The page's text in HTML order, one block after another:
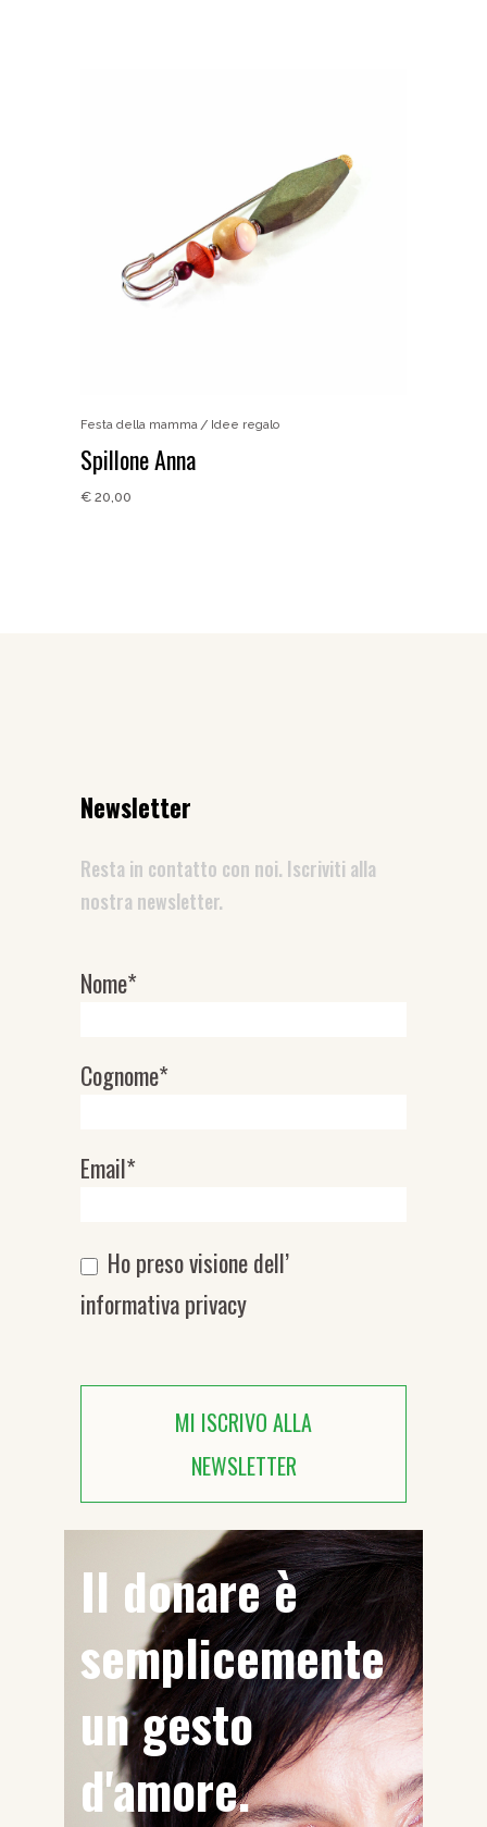
Festa della mamma Idee regalo
Spillone Anna
€ 20,00
Newsletter
Resta in contatto con noi. Iscriviti alla
nostra newsletter.
Newsletter
Nome*
Cognome*
Email*
Ho preso visione dell’
informativa privacy
MI ISCRIVO ALLA
NEWSLETTER
Il donare è
semplicemente
un gesto
d'amore.